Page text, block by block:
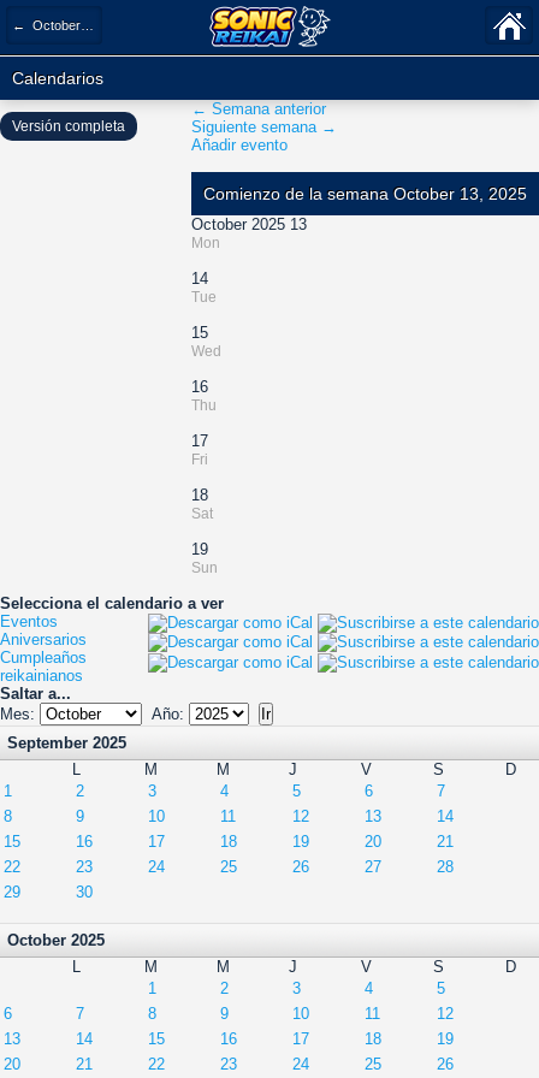
← October 2025
Calendarios
← Semana anterior
Siguiente semana →
Añadir evento
Comienzo de la semana October 13, 2025
October 2025 13
Mon
14
Tue
15
Wed
16
Thu
17
Fri
18
Sat
19
Sun
Selecciona el calendario a ver
Eventos
Aniversarios
Cumpleaños
reikainianos
Saltar a...
Mes:
Año:
September 2025
L
M M J V S
D
1
2 3 4 5 6
7
8
9 10 11 12 13
14
15
16 17 18 19 20
21
22
23 24 25 26 27
28
29
30
October 2025
L
M M J V S
D
1
2 3 4
5
6
7 8 9 10 11
12
13
14 15 16 17 18
19
20
21 22 23 24 25 26
Versión completa